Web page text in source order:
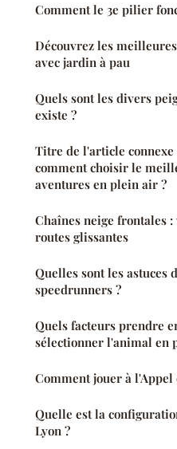
Comment le 3e pilier
Découvrez les
avec jardin à pau
Quels sont les divers
existe ?
Titre de l'article connexe
comment choisir le
aventures en plein air ?
Chaînes neige frontales
routes glissantes
Quelles sont les astuces
speedrunners ?
Quels facteurs prendre
sélectionner l'animal en
Comment jouer à l'Appel
Quelle est la
Lyon ?